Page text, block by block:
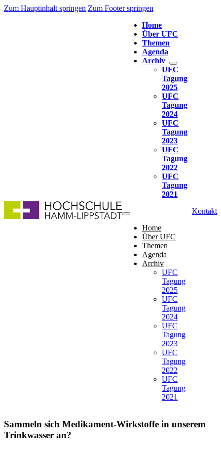
Zum Hauptinhalt springen Zum Footer springen
Home
Über UFC
Themen
Agenda
Archiv
UFC
Tagung
2025
UFC
Tagung
2024
UFC
Tagung
2023
UFC
Tagung
2022
UFC
Tagung
2021
Home
Über UFC
Themen
Agenda
Archiv
UFC
Tagung
2025
UFC
Tagung
2024
UFC
Tagung
2023
UFC
Tagung
2022
UFC
Tagung
2021
Kontakt
Sammeln sich Medikament-Wirkstoffe in unserem
Trinkwasser an?